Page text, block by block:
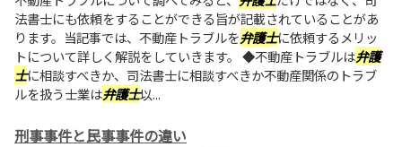
法書士にも依頼をすることができる旨が記載されていることがあ
ります。当記事では、不動産トラブルを弁護士に依頼するメリッ
トについて詳しく解説をしていきます。 ◆不動産トラブルは弁護
士に相談すべきか、司法書士に相談すべきか不動産関係のトラブ
ルを扱う士業は弁護士以...
刑事事件と民事事件の違い